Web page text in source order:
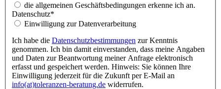
die allgemeinen Geschäftsbedingungen erkenne ich an.
Datenschutz*
Einwilligung zur Datenverarbeitung
Ich habe die Datenschutzbestimmungen zur Kenntnis
genommen. Ich bin damit einverstanden, dass meine Angaben
und Daten zur Beantwortung meiner Anfrage elektronisch
erfasst und gespeichert werden. Hinweis: Sie können Ihre
Einwilligung jederzeit für die Zukunft per E-Mail an
info(at)toleranzen-beratung.de widerrufen.